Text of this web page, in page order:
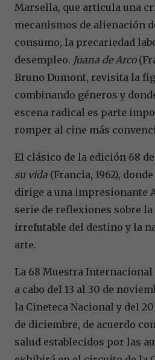
Marsella, que articula una
mecanismos de alienación
consumo, la precariedad
desempleo. Juana de Arco
Bruno Dumont, revisita la
combinando géneros y
escena radical es parte
romper al cine más
El clásico de la edición 68
su vida (Francia, 1962),
dirige a una impresionante
serie de reflexiones sobre
irrefutable del destino y la
arte.
La 68 Muestra Internacional
a cabo del 13 al 30 de
la Cineteca Nacional y del
de diciembre, de acuerdo
salud establecidos por las